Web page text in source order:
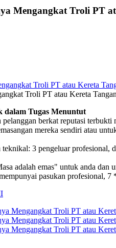
Mengangkat Troli PT
Troli PT atau Kereta Tangan
dalam Tugas Menuntut
berkat reputasi
mereka sendiri atau
3 pengeluar profesional,
adalah emas" untuk anda dan
pasukan profesional, 7